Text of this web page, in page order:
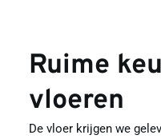
Ruime
vloeren
De vloer krijgen we